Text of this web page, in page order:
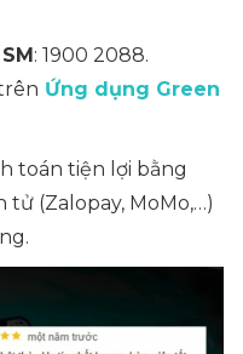
: 1900 2088.
Ứng dụng Green
toán tiện lợi bằng
(Zalopay, MoMo,…)
.